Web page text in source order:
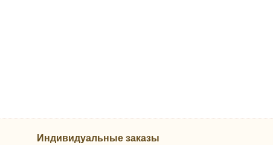
Индивидуальные заказы